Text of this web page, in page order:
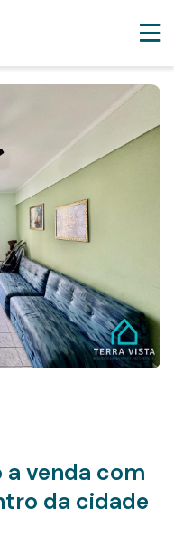
venda com
da cidade